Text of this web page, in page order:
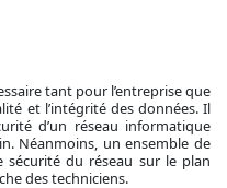
tant pour l’entreprise que
et l’intégrité des données. Il
d’un réseau informatique
Néanmoins, un ensemble de
du réseau sur le plan
des techniciens.